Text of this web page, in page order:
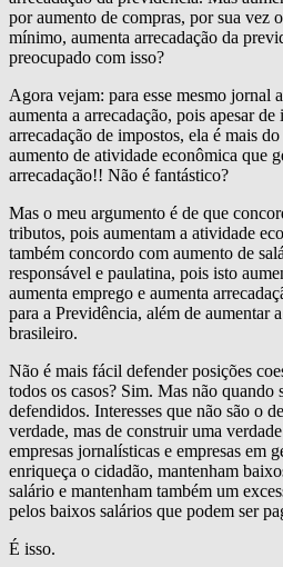
por aumento de compras, por sua vez
mínimo, aumenta arrecadação da
preocupado com isso?
Agora vejam: para esse mesmo jornal
aumenta a arrecadação, pois apesar
arrecadação de impostos, ela é mais
aumento de atividade econômica que
arrecadação!! Não é fantástico?
Mas o meu argumento é de que
tributos, pois aumentam a atividade
também concordo com aumento de
responsável e paulatina, pois isto
aumenta emprego e aumenta
para a Previdência, além de aumentar
brasileiro.
Não é mais fácil defender posições
todos os casos? Sim. Mas não quando
defendidos. Interesses que não são o
verdade, mas de construir uma
empresas jornalísticas e empresas em
enriqueça o cidadão, mantenham
salário e mantenham também um
pelos baixos salários que podem ser
É isso.